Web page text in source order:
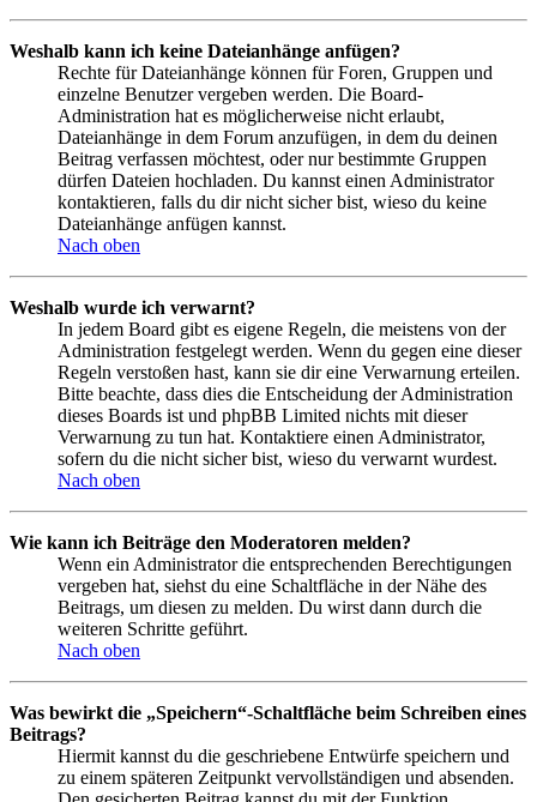
Weshalb kann ich keine Dateianhänge anfügen?
Rechte für Dateianhänge können für Foren, Gruppen und
einzelne Benutzer vergeben werden. Die Board-
Administration hat es möglicherweise nicht erlaubt,
Dateianhänge in dem Forum anzufügen, in dem du deinen
Beitrag verfassen möchtest, oder nur bestimmte Gruppen
dürfen Dateien hochladen. Du kannst einen Administrator
kontaktieren, falls du dir nicht sicher bist, wieso du keine
Dateianhänge anfügen kannst.
Nach oben
Weshalb wurde ich verwarnt?
In jedem Board gibt es eigene Regeln, die meistens von der
Administration festgelegt werden. Wenn du gegen eine dieser
Regeln verstoßen hast, kann sie dir eine Verwarnung erteilen.
Bitte beachte, dass dies die Entscheidung der Administration
dieses Boards ist und phpBB Limited nichts mit dieser
Verwarnung zu tun hat. Kontaktiere einen Administrator,
sofern du die nicht sicher bist, wieso du verwarnt wurdest.
Nach oben
Wie kann ich Beiträge den Moderatoren melden?
Wenn ein Administrator die entsprechenden Berechtigungen
vergeben hat, siehst du eine Schaltfläche in der Nähe des
Beitrags, um diesen zu melden. Du wirst dann durch die
weiteren Schritte geführt.
Nach oben
Was bewirkt die „Speichern“-Schaltfläche beim Schreiben eines
Beitrags?
Hiermit kannst du die geschriebene Entwürfe speichern und
zu einem späteren Zeitpunkt vervollständigen und absenden.